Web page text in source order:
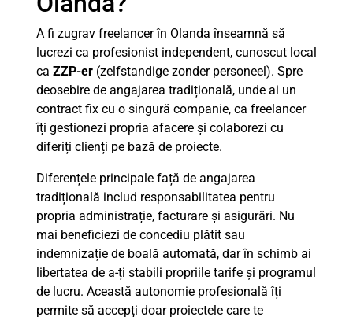
A fi zugrav freelancer în Olanda înseamnă să
lucrezi ca profesionist independent, cunoscut local
ca ZZP-er (zelfstandige zonder personeel). Spre
deosebire de angajarea tradițională, unde ai un
contract fix cu o singură companie, ca freelancer
îți gestionezi propria afacere și colaborezi cu
diferiți clienți pe bază de proiecte.
Diferențele principale față de angajarea
tradițională includ responsabilitatea pentru
propria administrație, facturare și asigurări. Nu
mai beneficiezi de concediu plătit sau
indemnizație de boală automată, dar în schimb ai
libertatea de a-ți stabili propriile tarife și programul
de lucru. Această autonomie profesională îți
permite să accepți doar proiectele care te